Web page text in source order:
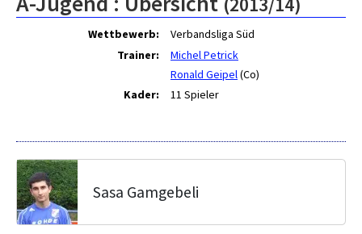
Wettbewerb:
Verbandsliga Süd
Trainer:
Michel Petrick
Ronald Geipel(Co)
Kader:
11 Spieler
Sasa Gamgebeli